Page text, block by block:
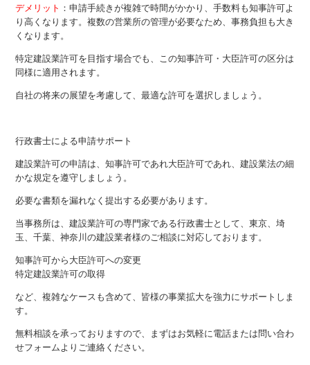
デメリット ：申請手続きが複雑で時間がかかり、手数料も知事許可よ
り高くなります。複数の営業所の管理が必要なため、事務負担も大き
くなります。
特定建設業許可を目指す場合でも、この知事許可・大臣許可の区分は
同様に適用されます。
自社の将来の展望を考慮して、最適な許可を選択しましょう。
行政書士による申請サポート
建設業許可の申請は、知事許可であれ大臣許可であれ、建設業法の細
かな規定を遵守しましょう。
必要な書類を漏れなく提出する必要があります。
当事務所は、建設業許可の専門家である行政書士として、東京、埼
玉、千葉、神奈川の建設業者様のご相談に対応しております。
知事許可から大臣許可への変更
特定建設業許可の取得
など、複雑なケースも含めて、皆様の事業拡大を強力にサポートしま
す。
無料相談を承っておりますので、まずはお気軽に電話または問い合わ
せフォームよりご連絡ください。